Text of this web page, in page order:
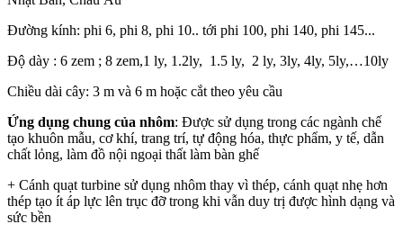
Đường kính: phi 6, phi 8, phi 10.. tới phi 100, phi 140, phi 145...
Độ dày : 6 zem ; 8 zem,1 ly, 1.2ly, 1.5 ly, 2 ly, 3ly, 4ly, 5ly,…10ly
Chiều dài cây: 3 m và 6 m hoặc cắt theo yêu cầu
Ứng dụng chung của nhôm: Được sử dụng trong các ngành chế
tạo khuôn mẫu, cơ khí, trang trí, tự động hóa, thực phẩm, y tế, dẫn
chất lỏng, làm đồ nội ngoại thất làm bàn ghế
+ Cánh quạt turbine sử dụng nhôm thay vì thép, cánh quạt nhẹ hơn
thép tạo ít áp lực lên trục đỡ trong khi vẫn duy trị được hình dạng và
sức bền